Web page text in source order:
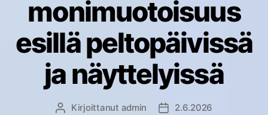
monimuotoisuus
esillä peltopäivissä
ja näyttelyissä
Kirjoittaja
Kirjoittanut admin Julkaisupäivämäärä
2.6.2026